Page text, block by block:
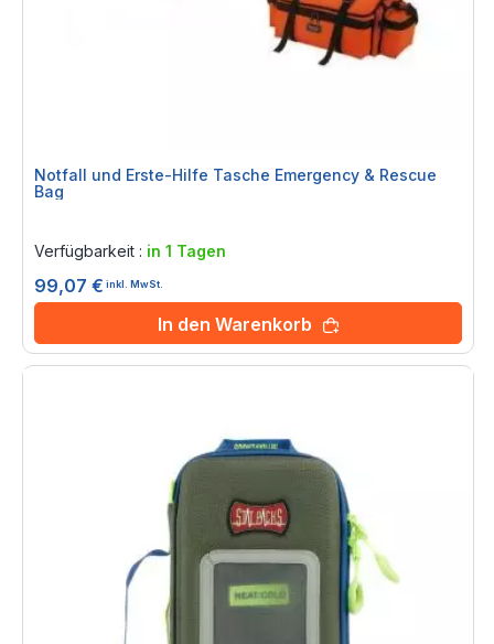
Notfall und Erste-Hilfe Tasche Emergency & Rescue
Bag
Verfügbarkeit : in 1 Tagen
99,07 € inkl. MwSt.
In den Warenkorb